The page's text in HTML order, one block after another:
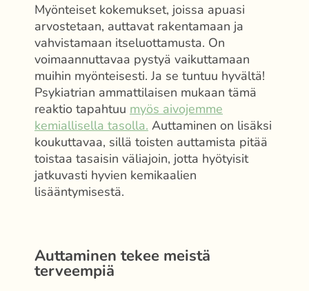
Myönteiset kokemukset, joissa apuasi
arvostetaan, auttavat rakentamaan ja
vahvistamaan itseluottamusta. On
voimaannuttavaa pystyä vaikuttamaan
muihin myönteisesti. Ja se tuntuu hyvältä!
Psykiatrian ammattilaisen mukaan tämä
reaktio tapahtuu myös aivojemme
kemiallisella tasolla. Auttaminen on lisäksi
koukuttavaa, sillä toisten auttamista pitää
toistaa tasaisin väliajoin, jotta hyötyisit
jatkuvasti hyvien kemikaalien
lisääntymisestä.
Auttaminen tekee meistä
terveempiä